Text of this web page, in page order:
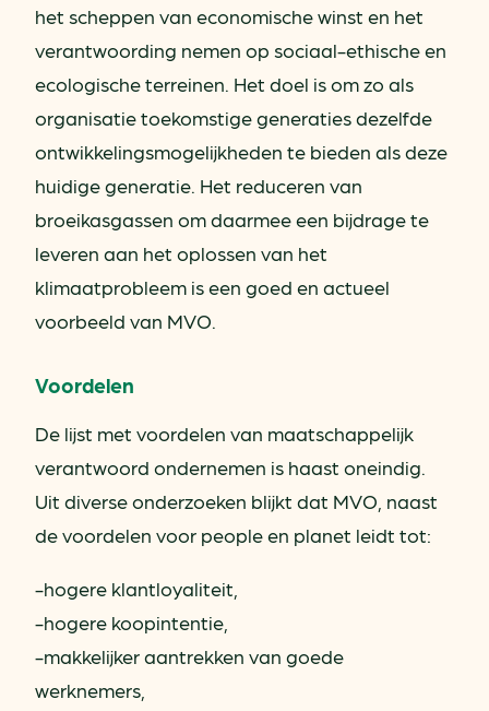
het scheppen van economische winst en het
verantwoording nemen op sociaal-ethische en
ecologische terreinen. Het doel is om zo als
organisatie toekomstige generaties dezelfde
ontwikkelingsmogelijkheden te bieden als deze
huidige generatie. Het reduceren van
broeikasgassen om daarmee een bijdrage te
leveren aan het oplossen van het
klimaatprobleem is een goed en actueel
voorbeeld van MVO.
Voordelen
De lijst met voordelen van maatschappelijk
verantwoord ondernemen is haast oneindig.
Uit diverse onderzoeken blijkt dat MVO, naast
de voordelen voor people en planet leidt tot:
-hogere klantloyaliteit,
-hogere koopintentie,
-makkelijker aantrekken van goede
werknemers,